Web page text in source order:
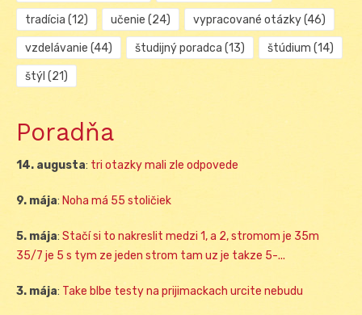
tradícia (12) učenie (24) vypracované otázky(46)
vzdelávanie (44) študijný poradca (13) štúdium (14)
štýl (21)
Poradňa
14. augusta: tri otazky mali zle odpovede
9. mája: Noha má 55 stoličiek
5. mája: Stačí si to nakreslit medzi 1, a 2, stromom je 35m
35/7 je 5 s tym ze jeden strom tam uz je takze 5-...
3. mája: Take blbe testy na prijimackach urcite nebudu